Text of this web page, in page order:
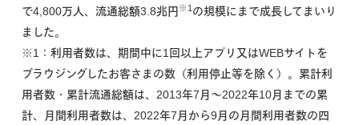
で4,800万人、流通総額3.8兆円 ※1 の規模にまで成長してまいり
ました。
※1：利用者数は、期間中に1回以上アプリ又はWEBサイトを
ブラウジングしたお客さまの数（利用停止等を除く）。累計利
用者数・累計流通総額は、2013年7月〜2022年10月までの累
計、月間利用者数は、2022年7月から9月の月間利用者数の四